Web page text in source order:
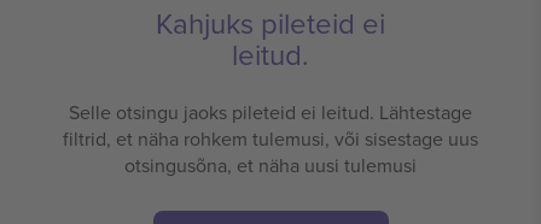
Kahjuks pileteid ei
leitud.
Selle otsingu jaoks pileteid ei leitud. Lähtestage
filtrid, et näha rohkem tulemusi, või sisestage uus
otsingusõna, et näha uusi tulemusi